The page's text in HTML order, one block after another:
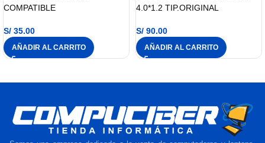
COMPATIBLE
S/ 35.00
AÑADIR AL CARRITO
4.0*1.2 TIP.ORIGINAL
S/ 90.00
AÑADIR AL CARRITO